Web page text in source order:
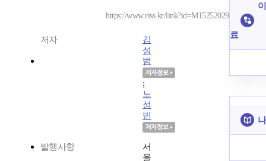
https://www.riss.kr/link?id=M15252029
저자
김
성
범
;
노
성
빈
발행사항
서
울
료